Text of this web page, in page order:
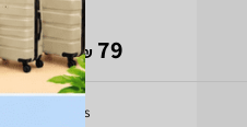
79
₪
- 68
₪
Pitoys